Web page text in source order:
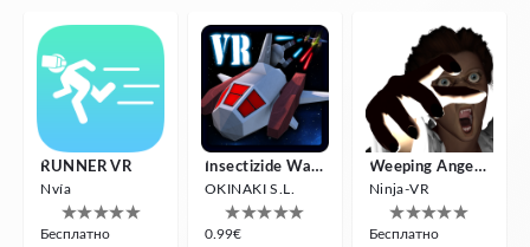
RUNNER VR
Nvía
Бесплатно
Insectizide Wars VR
OKINAKI S.L.
0.99€
Weeping Angels VR
Ninja-VR
Бесплатно